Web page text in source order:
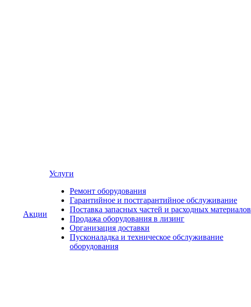
Акции
Услуги
Ремонт оборудования
Гарантийное и постгарантийное обслуживание
Поставка запасных частей и расходных материалов
Продажа оборудования в лизинг
Организация доставки
Пусконаладка и техническое обслуживание
оборудования